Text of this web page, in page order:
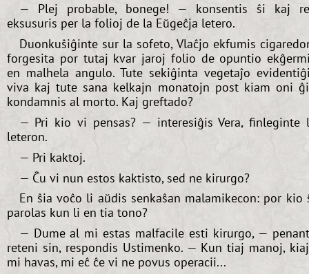
— Plej probable, bonege! — konsentis ŝi kaj
eksusuris per la folioj de la Eŭgeĉja letero.
Duonkuŝiĝinte sur la sofeto, Vlaĉjo ekfumis
forgesita por tutaj kvar jaroj folio de opuntio
en malhela angulo. Tute sekiĝinta vegetaĵo
viva kaj tute sana kelkajn monatojn post kiam oni
kondamnis al morto. Kaj greftado?
— Pri kio vi pensas? — interesiĝis Vera, finleginte
leteron.
— Pri kaktoj.
— Ĉu vi nun estos kaktisto, sed ne kirurgo?
En ŝia voĉo li aŭdis senkaŝan malamikecon: por kio
parolas kun li en tia tono?
— Dume al mi estas malfacile esti kirurgo, —
reteni sin, respondis Ustimenko. — Kun tiaj manoj,
mi havas, mi eĉ ĉe vi ne povus operacii...